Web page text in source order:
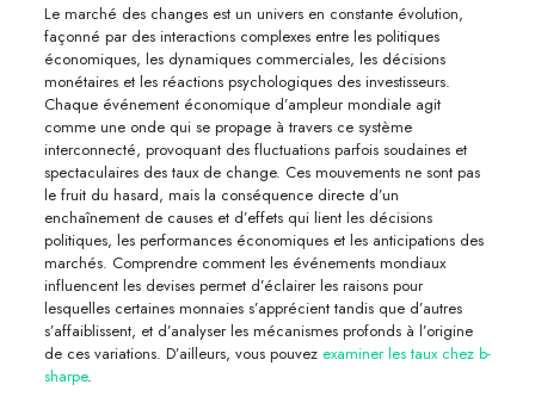
Le marché des changes est un univers en constante évolution,
façonné par des interactions complexes entre les politiques
économiques, les dynamiques commerciales, les décisions
monétaires et les réactions psychologiques des investisseurs.
Chaque événement économique d’ampleur mondiale agit
comme une onde qui se propage à travers ce système
interconnecté, provoquant des fluctuations parfois soudaines et
spectaculaires des taux de change. Ces mouvements ne sont pas
le fruit du hasard, mais la conséquence directe d’un
enchaînement de causes et d’effets qui lient les décisions
politiques, les performances économiques et les anticipations des
marchés. Comprendre comment les événements mondiaux
influencent les devises permet d’éclairer les raisons pour
lesquelles certaines monnaies s’apprécient tandis que d’autres
s’affaiblissent, et d’analyser les mécanismes profonds à l’origine
de ces variations. D’ailleurs, vous pouvez examiner les taux chez b-
sharpe.